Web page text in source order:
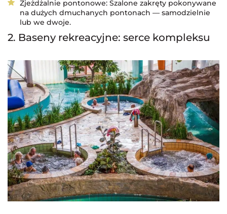
Zjeżdżalnie pontonowe: Szalone zakręty pokonywane
na dużych dmuchanych pontonach — samodzielnie
lub we dwoje.
2. Baseny rekreacyjne: serce kompleksu